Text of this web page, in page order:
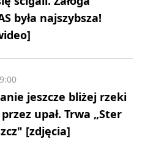
była najszybsza!
jeszcze bliżej rzeki
upał. Trwa „Ster
[zdjęcia]